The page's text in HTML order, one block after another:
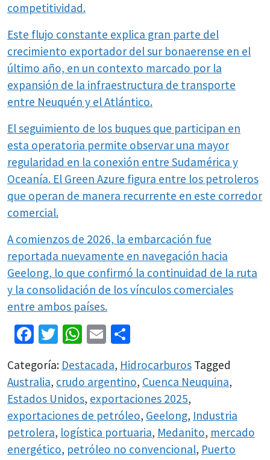
competitividad.
Este flujo constante explica gran parte del
crecimiento exportador del sur bonaerense en el
último año, en un contexto marcado por la
expansión de la infraestructura de transporte
entre Neuquén y el Atlántico.
El seguimiento de los buques que participan en
esta operatoria permite observar una mayor
regularidad en la conexión entre Sudamérica y
Oceanía. El Green Azure figura entre los petroleros
que operan de manera recurrente en este corredor
comercial.
A comienzos de 2026, la embarcación fue
reportada nuevamente en navegación hacia
Geelong, lo que confirmó la continuidad de la ruta
y la consolidación de los vínculos comerciales
entre ambos países.
Facebook
Twitter
WhatsApp
Email
Categoría: Destacada, Hidrocarburos Tagged
Australia, crudo argentino, Cuenca Neuquina,
Estados Unidos, exportaciones 2025,
exportaciones de petróleo, Geelong, Industria
petrolera, logística portuaria, Medanito, mercado
energético, petróleo no convencional, Puerto